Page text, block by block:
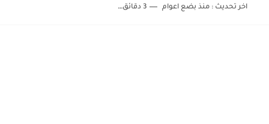
اخر تحديث :منذ بضع اعوام 3 دقائق للقراءة